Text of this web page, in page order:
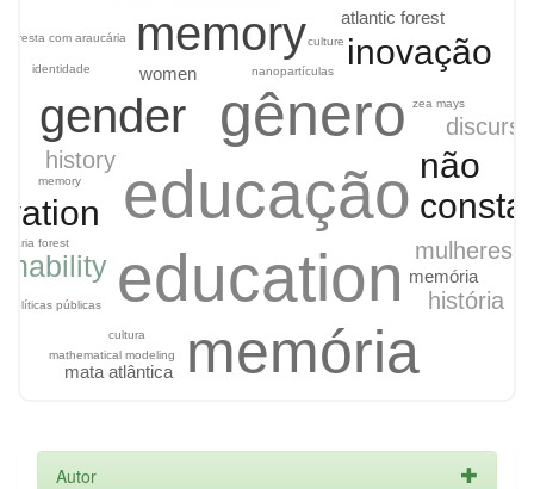
educação
education
gênero
memória
gender
memory inovação
não
consta
discurso
história
history
mulheres
women
atlantic forest
mata atlântica
memória
políticas públicas
floresta com araucária
zea mays
memory
nanopartículas
mathematical modeling
forest
cultura
identidade
culture
Autor